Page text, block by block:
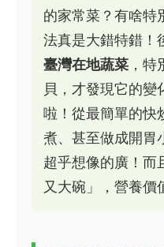
的家常菜？有啥特
法真是大錯特錯！
臺灣在地蔬菜 ，
貝，才發現它的變
啦！從最簡單的快
煮、甚至做成開胃
超乎想像的廣！而
又大碗」，營養價